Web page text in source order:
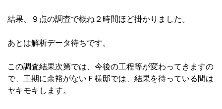
結果、９点の調査で概ね２時間ほど掛かりました。
あとは解析データ待ちです。
この調査結果次第では、今後の工程等が変わってきますの
で、工期に余裕がないＦ様邸では、結果を待っている間は
ヤキモキします。